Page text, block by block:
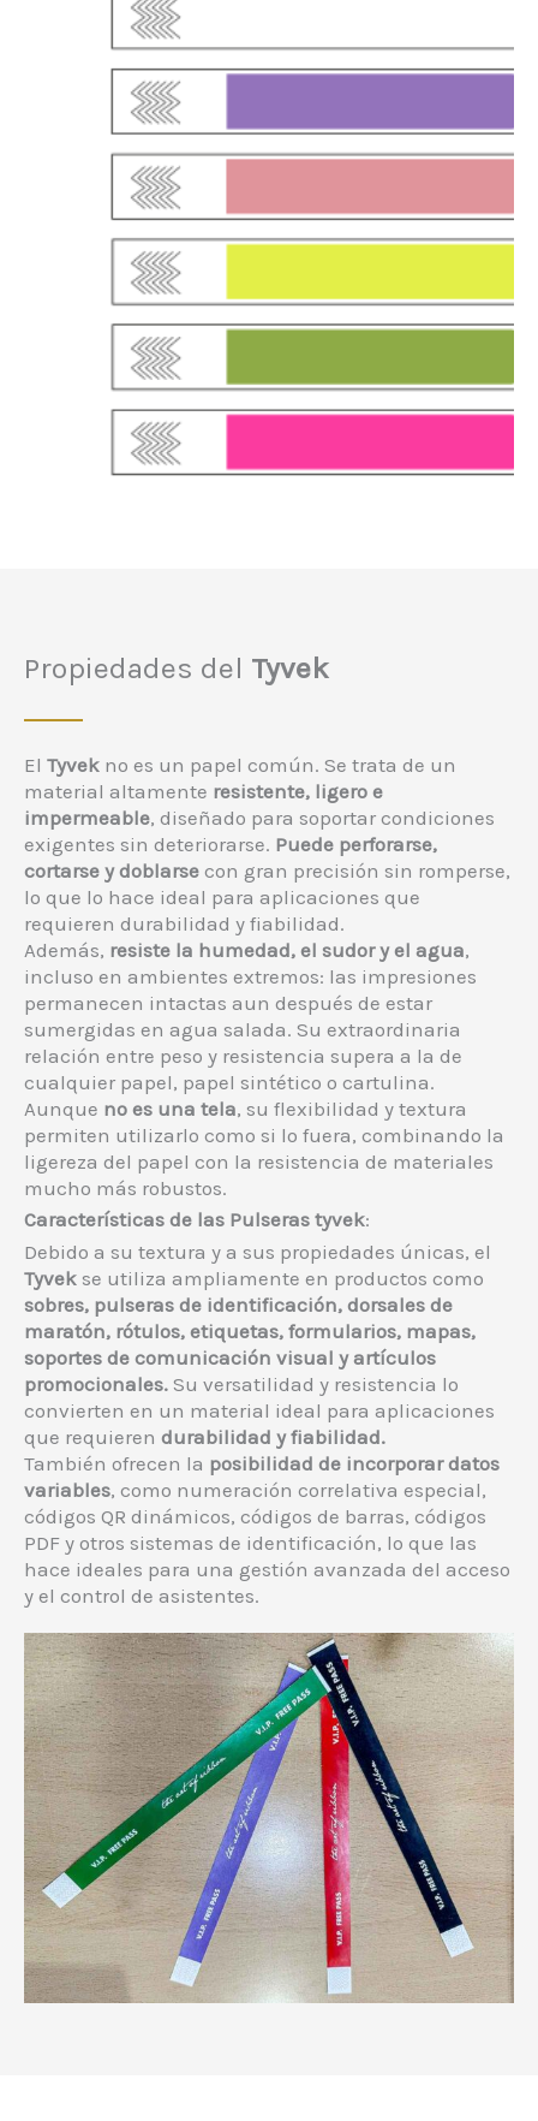
Propiedades del Tyvek
El Tyvek no es un papel común. Se trata de un
material altamente resistente, ligero e
impermeable, diseñado para soportar condiciones
exigentes sin deteriorarse. Puede perforarse,
cortarse y doblarse con gran precisión sin romperse,
lo que lo hace ideal para aplicaciones que
requieren durabilidad y fiabilidad.
Además, resiste la humedad, el sudor y el agua,
incluso en ambientes extremos: las impresiones
permanecen intactas aun después de estar
sumergidas en agua salada. Su extraordinaria
relación entre peso y resistencia supera a la de
cualquier papel, papel sintético o cartulina.
Aunque no es una tela, su flexibilidad y textura
permiten utilizarlo como si lo fuera, combinando la
ligereza del papel con la resistencia de materiales
mucho más robustos.
Características de las Pulseras tyvek:
Debido a su textura y a sus propiedades únicas, el
Tyvek se utiliza ampliamente en productos como
sobres, pulseras de identificación, dorsales de
maratón, rótulos, etiquetas, formularios, mapas,
soportes de comunicación visual y artículos
promocionales. Su versatilidad y resistencia lo
convierten en un material ideal para aplicaciones
que requieren durabilidad y fiabilidad.
También ofrecen la posibilidad de incorporar datos
variables, como numeración correlativa especial,
códigos QR dinámicos, códigos de barras, códigos
PDF y otros sistemas de identificación, lo que las
hace ideales para una gestión avanzada del acceso
y el control de asistentes.